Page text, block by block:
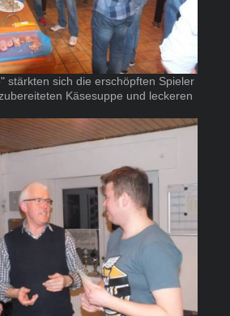
stärkten sich die erschöpften Spieler
Käsesuppe und leckeren